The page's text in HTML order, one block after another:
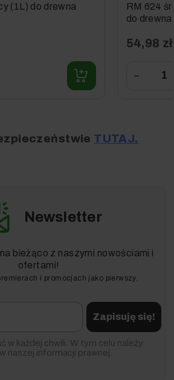
kluczową cechą jest niska emisja
bezpieczne stosowanie preparatu w
ryzyka uszkodzenia układu ssącego
przy halach czy
spektrum działania
organicznym. Skutecznie
kurz, pyłki roślin, resztki liści, a także
tłuszczowe (np. oleje
Regularne stosowanie
na zachowanie wysokiej
(1L) do drewna
RM 624
do
54,98 zł
−
TUTAJ.
Newsletter
bieżąco z naszymi nowościami i
ofertami!
i promocjach jako pierwszy.
Zapisuję się!
w każdej chwili. W tym celu należy
naszej informacji prawnej.